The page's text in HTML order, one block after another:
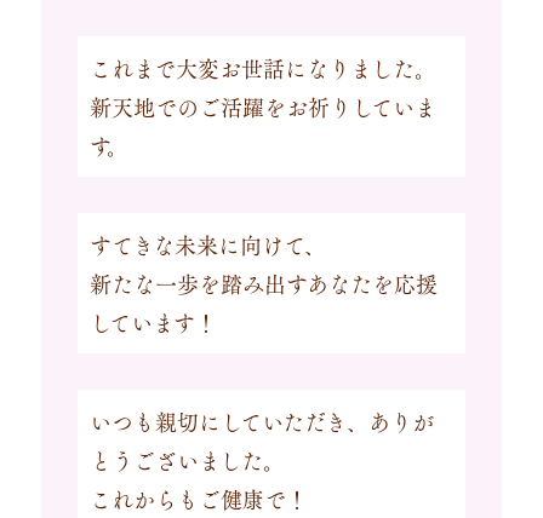
これまで大変お世話になりました。
新天地でのご活躍をお祈りしていま
す。
すてきな未来に向けて、
新たな一歩を踏み出すあなたを応援
しています！
いつも親切にしていただき、ありが
とうございました。
これからもご健康で！